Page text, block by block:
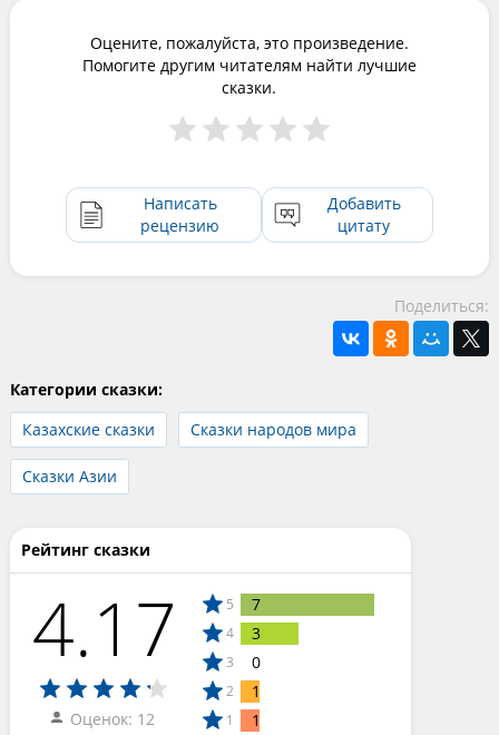
Оцените, пожалуйста, это произведение.
Помогите другим читателям найти лучшие
сказки.
Написать
рецензию
Добавить
цитату
Поделиться:
Категории сказки:
Казахские сказки
Сказки народов мира
Сказки Азии
Рейтинг сказки
4.17
Оценок: 12
5 7
4 3
3 0
2 1
1 1